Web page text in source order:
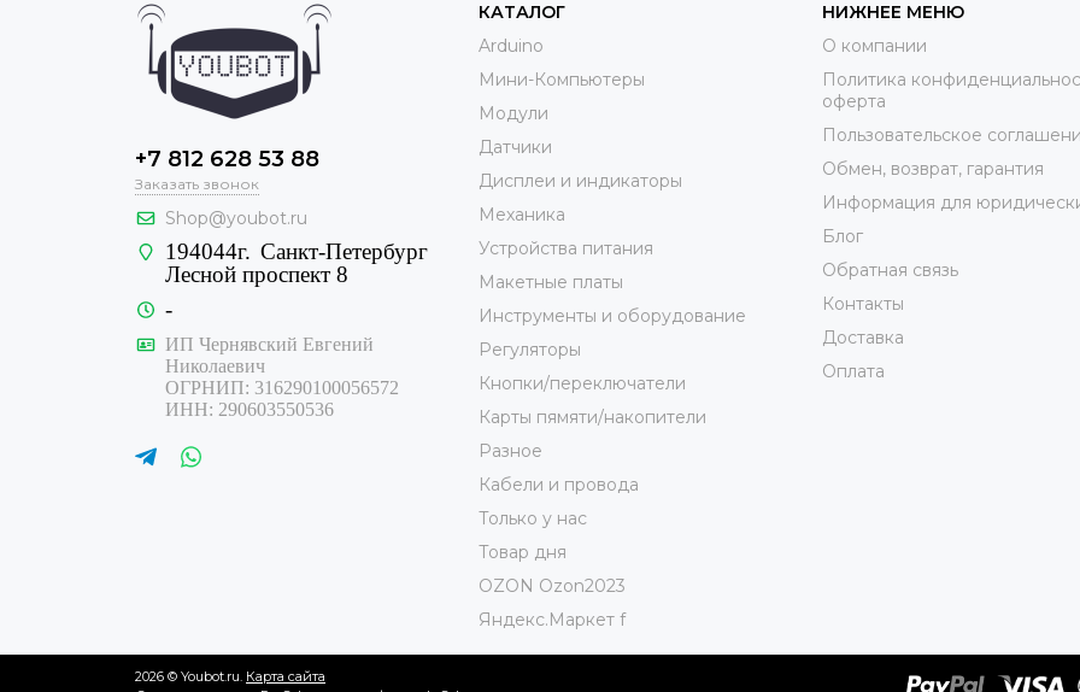
+7 812 628 53 88
Заказать звонок
Shop@youbot.ru
194044г. Санкт-Петербург
Лесной проспект 8
-
ИП Чернявский Евгений
Николаевич
ОГРНИП: 316290100056572
ИНН: 290603550536
КАТАЛОГ
Arduino
Мини-Компьютеры
Модули
Датчики
Дисплеи и индикаторы
Механика
Устройства питания
Макетные платы
Инструменты и оборудование
Регуляторы
Кнопки/переключатели
Карты пямяти/накопители
Разное
Кабели и провода
Только у нас
Товар дня
OZON Ozon2023
Яндекс.Маркет f
НИЖНЕЕ МЕНЮ
О компании
Политика
оферта
Пользовательское
Обмен, возврат, гарантия
Информация для
Блог
Обратная связь
Контакты
Доставка
Оплата
2026 © Youbot.ru. Карта сайта